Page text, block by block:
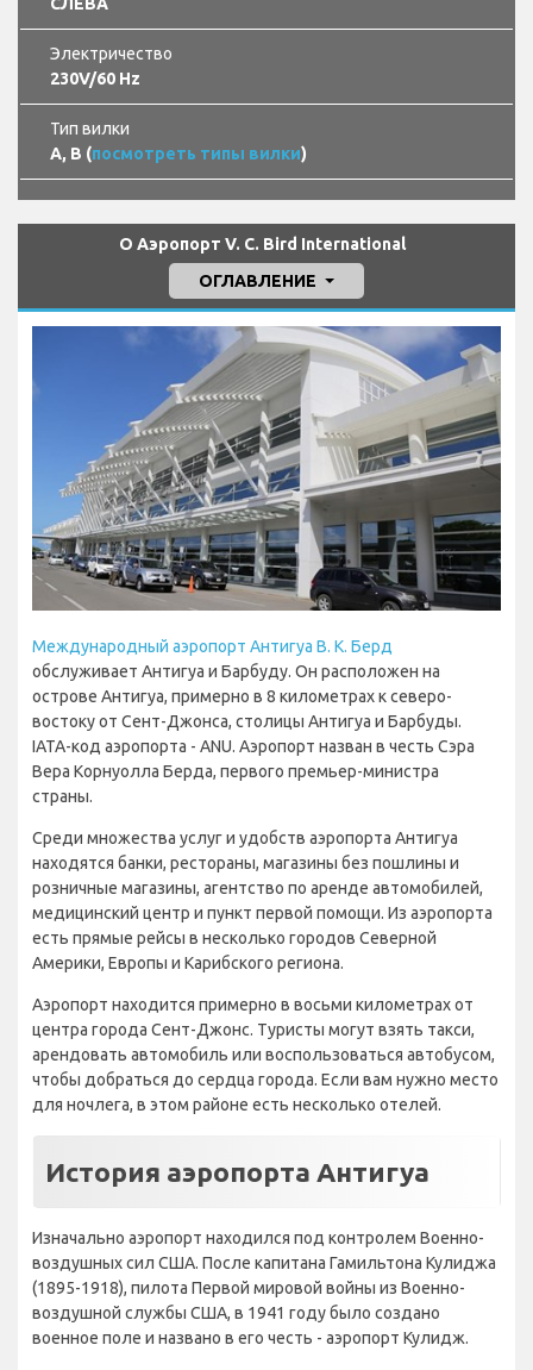
СЛЕВА
Электричество
230V/60 Hz
Тип вилки
A, B (посмотреть типы вилки)
О Аэропорт V. C. Bird International
ОГЛАВЛЕНИЕ
Международный аэропорт Антигуа В. К. Берд
обслуживает Антигуа и Барбуду. Он расположен на
острове Антигуа, примерно в 8 километрах к северо-
востоку от Сент-Джонса, столицы Антигуа и Барбуды.
IATA-код аэропорта - ANU. Аэропорт назван в честь Сэра
Вера Корнуолла Берда, первого премьер-министра
страны.
Среди множества услуг и удобств аэропорта Антигуа
находятся банки, рестораны, магазины без пошлины и
розничные магазины, агентство по аренде автомобилей,
медицинский центр и пункт первой помощи. Из аэропорта
есть прямые рейсы в несколько городов Северной
Америки, Европы и Карибского региона.
Аэропорт находится примерно в восьми километрах от
центра города Сент-Джонс. Туристы могут взять такси,
арендовать автомобиль или воспользоваться автобусом,
чтобы добраться до сердца города. Если вам нужно место
для ночлега, в этом районе есть несколько отелей.
История аэропорта Антигуа
Изначально аэропорт находился под контролем Военно-
воздушных сил США. После капитана Гамильтона Кулиджа
(1895-1918), пилота Первой мировой войны из Военно-
воздушной службы США, в 1941 году было создано
военное поле и названо в его честь - аэропорт Кулидж.